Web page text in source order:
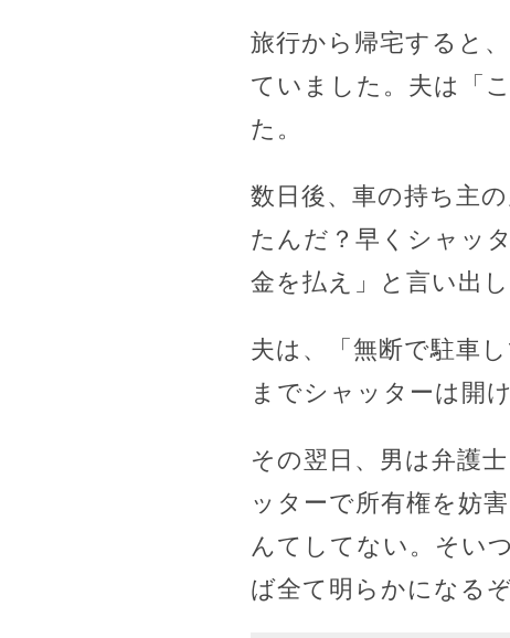
旅行から帰宅すると
ていました。夫は「
た。
数日後、車の持ち主
たんだ？早くシャッ
金を払え」と言い出し
夫は、「無断で駐車
までシャッターは開
その翌日、男は弁護
ッターで所有権を妨
んてしてない。そい
ば全て明らかになる